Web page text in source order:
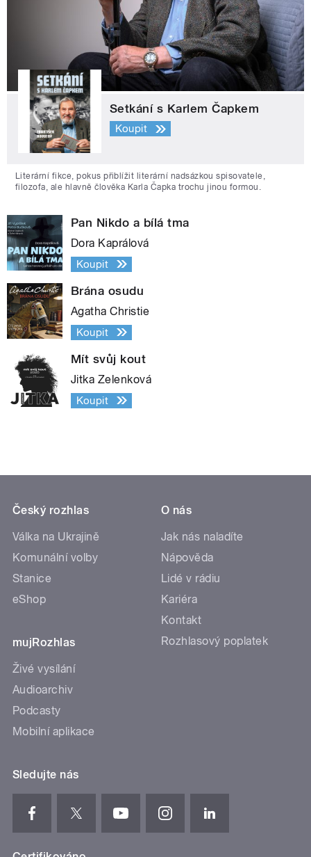
Setkání s Karlem Čapkem
Koupit
Literární fikce, pokus přiblížit literární nadsázkou spisovatele,
filozofa, ale hlavně člověka Karla Čapka trochu jinou formou.
Pan Nikdo a bílá tma
Dora Kaprálová
Koupit
Brána osudu
Agatha Christie
Koupit
Mít svůj kout
Jitka Zelenková
Koupit
Český rozhlas
Válka na Ukrajině
Komunální volby
Stanice
eShop
mujRozhlas
Živé vysílání
Audioarchiv
Podcasty
Mobilní aplikace
O nás
Jak nás naladíte
Nápověda
Lidé v rádiu
Kariéra
Kontakt
Rozhlasový poplatek
Sledujte nás